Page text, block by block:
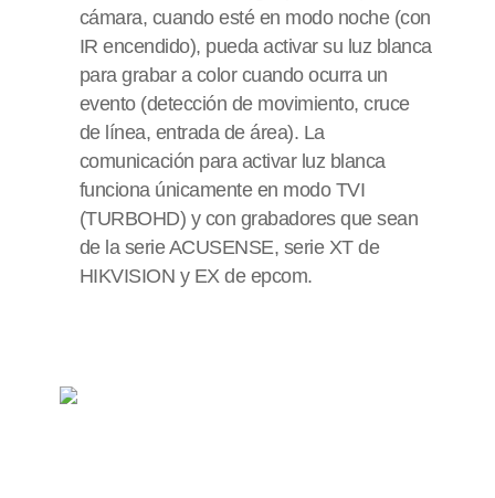
cámara, cuando esté en modo noche (con
IR encendido), pueda activar su luz blanca
para grabar a color cuando ocurra un
evento (detección de movimiento, cruce
de línea, entrada de área). La
comunicación para activar luz blanca
funciona únicamente en modo TVI
(TURBOHD) y con grabadores que sean
de la serie ACUSENSE, serie XT de
HIKVISION y EX de epcom.